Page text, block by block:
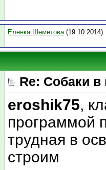
Еленка Шеметова(19.10.2014)
Re: Собаки в
eroshik75,
программой
трудная в
строим